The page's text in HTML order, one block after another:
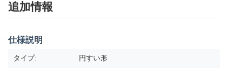
追加情報
仕様説明
タイプ: 円すい形